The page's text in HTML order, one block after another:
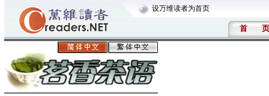
设万维读者为首页
首 页